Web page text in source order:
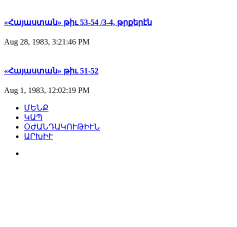
«Հայաստան» թիւ 53-54 /3-4, թրքերէն
Aug 28, 1983, 3:21:46 PM
«Հայաստան» թիւ 51-52
Aug 1, 1983, 12:02:19 PM
ՄԵՆՔ
ԿԱՊ
ՕԺԱՆԴԱԿՈՒԹԻՒՆ
ԱՐԽԻՒ